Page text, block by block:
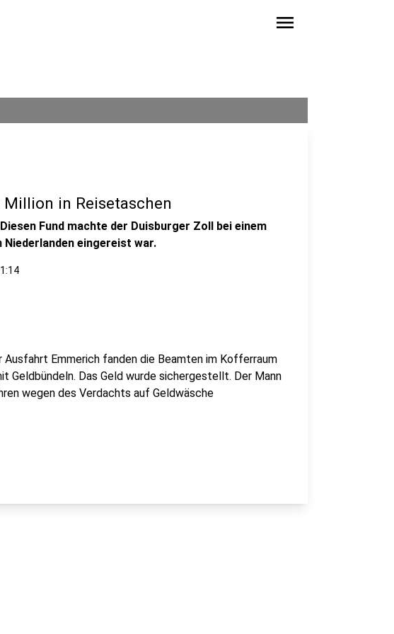
menu
in Reisetaschen
Fund machte der Duisburger Zoll bei einem
Niederlanden eingereist war.
Ausfahrt Emmerich fanden die Beamten im Kofferraum
Geldbündeln. Das Geld wurde sichergestellt. Der Mann
wegen des Verdachts auf Geldwäsche